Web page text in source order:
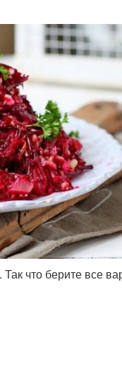
что берите все